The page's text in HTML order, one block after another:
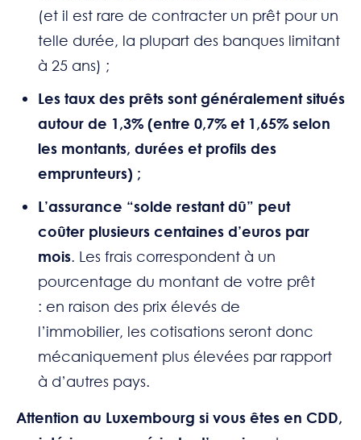
(et il est rare de contracter un prêt pour un
telle durée, la plupart des banques limitant
à 25 ans) ;
Les taux des prêts sont généralement situés
autour de 1,3% (entre 0,7% et 1,65% selon
les montants, durées et profils des
emprunteurs) ;
L’assurance “solde restant dû” peut
coûter plusieurs centaines d’euros par
mois. Les frais correspondent à un
pourcentage du montant de votre prêt
: en raison des prix élevés de
l’immobilier, les cotisations seront donc
mécaniquement plus élevées par rapport
à d’autres pays.
Attention au Luxembourg si vous êtes en CDD,